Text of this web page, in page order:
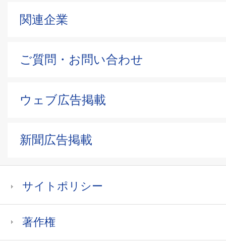
関連企業
ご質問・お問い合わせ
ウェブ広告掲載
新聞広告掲載
サイトポリシー
著作権